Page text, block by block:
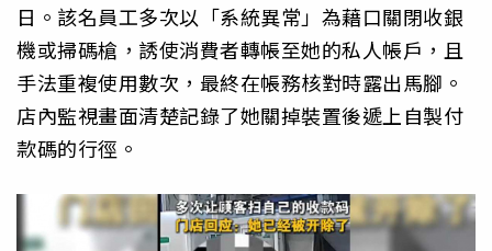
日。該名員工多次以「系統異常」為藉口關閉收銀
機或掃碼槍，誘使消費者轉帳至她的私人帳戶，且
手法重複使用數次，最終在帳務核對時露出馬腳。
店內監視畫面清楚記錄了她關掉裝置後遞上自製付
款碼的行徑。